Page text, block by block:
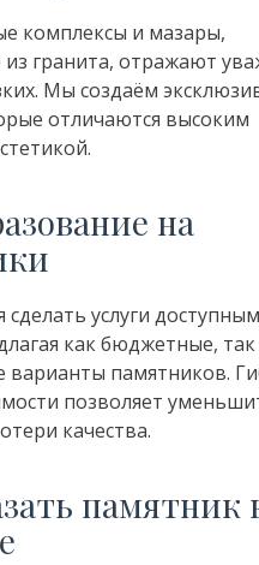
комплексы и мазары,
гранита, отражают
Мы создаём
отличаются высоким
на
услуги
как бюджетные, так
варианты памятников.
позволяет
качества.
памятник